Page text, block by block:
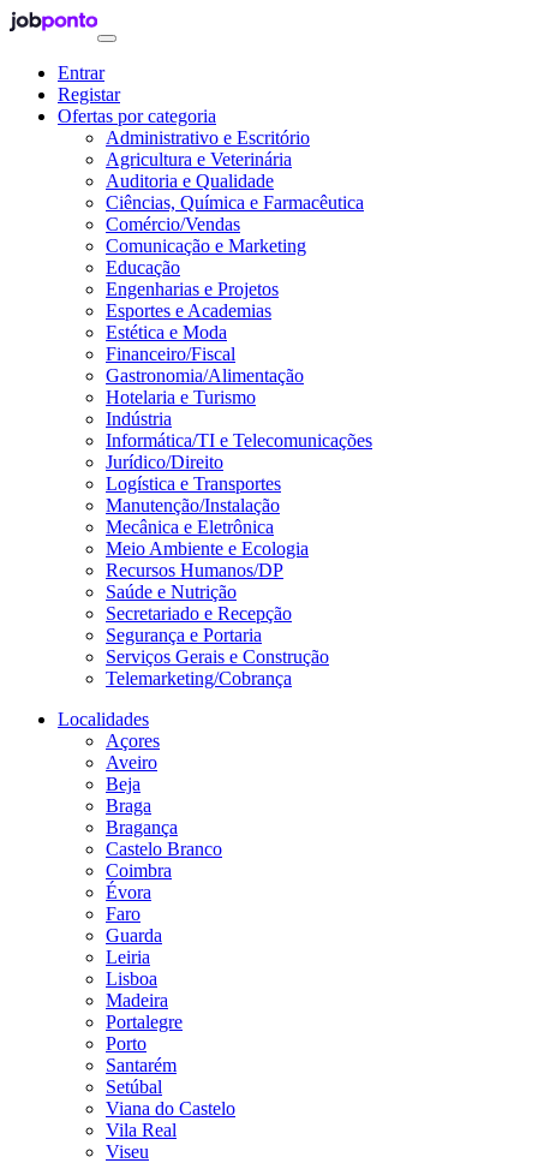
Entrar
Registar
Ofertas por categoria
Administrativo e Escritório
Agricultura e Veterinária
Auditoria e Qualidade
Ciências, Química e Farmacêutica
Comércio/Vendas
Comunicação e Marketing
Educação
Engenharias e Projetos
Esportes e Academias
Estética e Moda
Financeiro/Fiscal
Gastronomia/Alimentação
Hotelaria e Turismo
Indústria
Informática/TI e Telecomunicações
Jurídico/Direito
Logística e Transportes
Manutenção/Instalação
Mecânica e Eletrônica
Meio Ambiente e Ecologia
Recursos Humanos/DP
Saúde e Nutrição
Secretariado e Recepção
Segurança e Portaria
Serviços Gerais e Construção
Telemarketing/Cobrança
Localidades
Açores
Aveiro
Beja
Braga
Bragança
Castelo Branco
Coimbra
Évora
Faro
Guarda
Leiria
Lisboa
Madeira
Portalegre
Porto
Santarém
Setúbal
Viana do Castelo
Vila Real
Viseu